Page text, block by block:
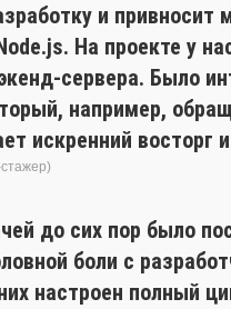
и
На проекте у
сервера. Было
например,
искренний восторг
до сих пор было
боли с
настроен полный